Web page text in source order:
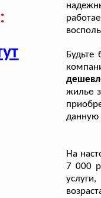
Будьте
жилье
данную
На
7 000